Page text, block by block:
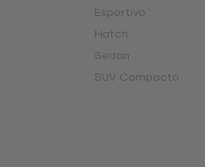
Esportivo
Hatch
Sedan
SUV Compacto